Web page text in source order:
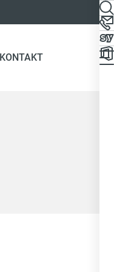
KONTAKT